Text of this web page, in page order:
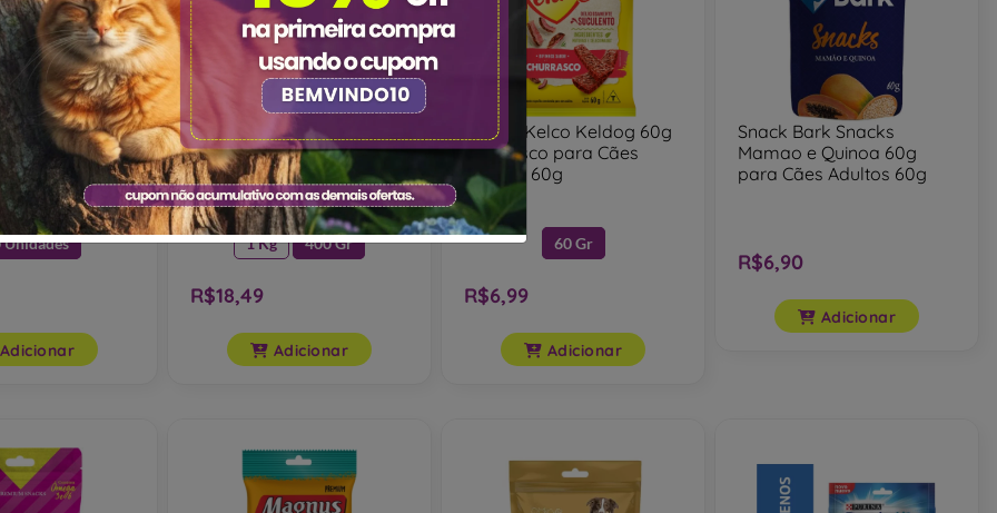
Sticks
para Cães
Unidades
Adicionar
Biscoito Adimax Magnus
Original 400g para Cães
Adultos 400g
1 Kg 400 Gr
R$18,49
Adicionar
Bifinho Kelco Keldog 60g
Churrasco para Cães
Adultos 60g
60 Gr
R$6,99
Adicionar
Snack Bark Snacks
Mamao e Quinoa 60g
para Cães Adultos 60g
R$6,90
Adicionar